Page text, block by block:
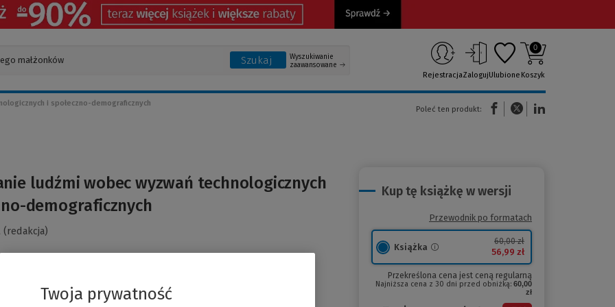
Szukaj
Wyszukiwanie
zaawansowane
RejestracjaZalogujUlubione
0
Koszyk
i społeczno-demograficznych
Poleć ten produkt:
(Nowe okno)(Link do innej strony)
ludźmi wobec wyzwań technologicznych
demograficznych
Kup tę książkę w wersji
Przewodnik po formatach
Książka
60,00 zł
56,99 zł
Przekreślona cena jest ceną regularną
Najniższa cena z 30 dni przed obniżką: 60,00
zł
Twoja prywatność